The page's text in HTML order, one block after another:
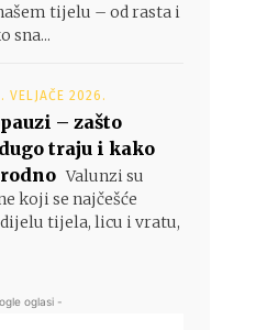
tijelu – od rasta i
sna...
VELJAČE 2026.
– zašto
traju i kako
Valunzi su
koji se najčešće
tijela, licu i vratu,
oglasi -